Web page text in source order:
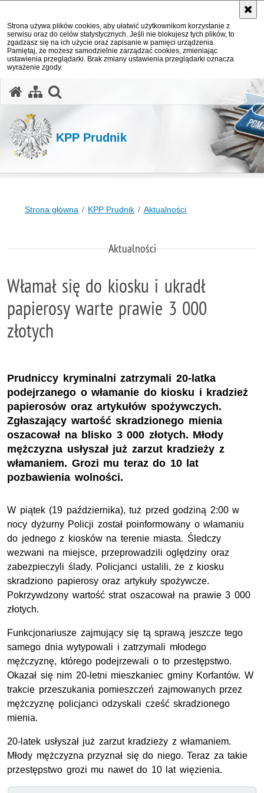
Strona używa plików cookies, aby ułatwić użytkownikom korzystanie z
serwisu oraz do celów statystycznych. Jeśli nie blokujesz tych plików, to
zgadzasz się na ich użycie oraz zapisanie w pamięci urządzenia.
Pamiętaj, że możesz samodzielnie zarządzać cookies, zmieniając
ustawienia przeglądarki. Brak zmiany ustawienia przeglądarki oznacza
wyrażenie zgody.
KPP Prudnik
Strona główna KPP Prudnik Aktualności
Aktualności
Włamał się do kiosku i ukradł
papierosy warte prawie 3 000
złotych
Prudniccy kryminalni zatrzymali 20-latka
podejrzanego o włamanie do kiosku i kradzież
papierosów oraz artykułów spożywczych.
Zgłaszający wartość skradzionego mienia
oszacował na blisko 3 000 złotych. Młody
mężczyzna usłyszał już zarzut kradzieży z
włamaniem. Grozi mu teraz do 10 lat
pozbawienia wolności.
W piątek (19 października), tuż przed godziną 2:00 w
nocy dyżurny Policji został poinformowany o włamaniu
do jednego z kiosków na terenie miasta. Śledczy
wezwani na miejsce, przeprowadzili oględziny oraz
zabezpieczyli ślady. Policjanci ustalili, że z kiosku
skradziono papierosy oraz artykuły spożywcze.
Pokrzywdzony wartość strat oszacował na prawie 3 000
złotych.
Funkcjonariusze zajmujący się tą sprawą jeszcze tego
samego dnia wytypowali i zatrzymali młodego
mężczyznę, którego podejrzewali o to przestępstwo.
Okazał się nim 20-letni mieszkaniec gminy Korfantów. W
trakcie przeszukania pomieszczeń zajmowanych przez
mężczyznę policjanci odzyskali cześć skradzionego
mienia.
20-latek usłyszał już zarzut kradzieży z włamaniem.
Młody mężczyzna przyznał się do niego. Teraz za takie
przestępstwo grozi mu nawet do 10 lat więzienia.